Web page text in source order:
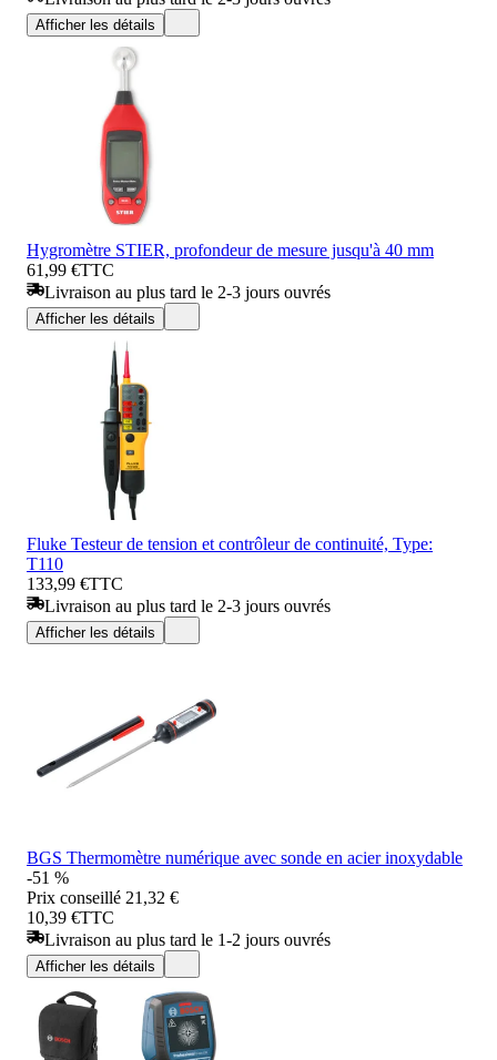
Afficher les détails
Hygromètre STIER, profondeur de mesure jusqu'à 40 mm
61,99 €TTC
Livraison au plus tard le 2-3 jours ouvrés
Afficher les détails
Fluke Testeur de tension et contrôleur de continuité, Type:
T110
133,99 €TTC
Livraison au plus tard le 2-3 jours ouvrés
Afficher les détails
BGS Thermomètre numérique avec sonde en acier inoxydable
-51 %
Prix conseillé 21,32 €
10,39 €TTC
Livraison au plus tard le 1-2 jours ouvrés
Afficher les détails